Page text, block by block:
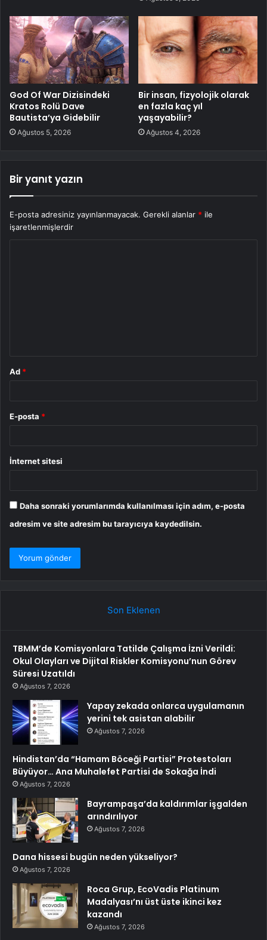
God Of War Dizisindeki
Kratos Rolü Dave
Bautista’ya Gidebilir
Ağustos 5, 2026
Bir insan, fizyolojik olarak
en fazla kaç yıl
yaşayabilir?
Ağustos 4, 2026
Bir yanıt yazın
E-posta adresiniz yayınlanmayacak. Gerekli alanlar * ile
işaretlenmişlerdir
Ad *
E-posta *
İnternet sitesi
Daha sonraki yorumlarımda kullanılması için adım, e-posta
adresim ve site adresim bu tarayıcıya kaydedilsin.
Son Eklenen
TBMM’de Komisyonlara Tatilde Çalışma İzni Verildi:
Okul Olayları ve Dijital Riskler Komisyonu’nun Görev
Süresi Uzatıldı
Ağustos 7, 2026
Yapay zekada onlarca uygulamanın
yerini tek asistan alabilir
Ağustos 7, 2026
Hindistan’da “Hamam Böceği Partisi” Protestoları
Büyüyor… Ana Muhalefet Partisi de Sokağa İndi
Ağustos 7, 2026
Bayrampaşa’da kaldırımlar işgalden
arındırılıyor
Ağustos 7, 2026
Dana hissesi bugün neden yükseliyor?
Ağustos 7, 2026
Roca Grup, EcoVadis Platinum
Madalyası’nı üst üste ikinci kez
kazandı
Ağustos 7, 2026